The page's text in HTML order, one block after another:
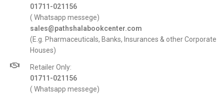
01711-021156
( Whatsapp messege)
sales@pathshalabookcenter.com
(E.g. Pharmaceuticals, Banks, Insurances & other Corporate
Houses)
Retailer Only:
01711-021156
( Whatsapp messege)